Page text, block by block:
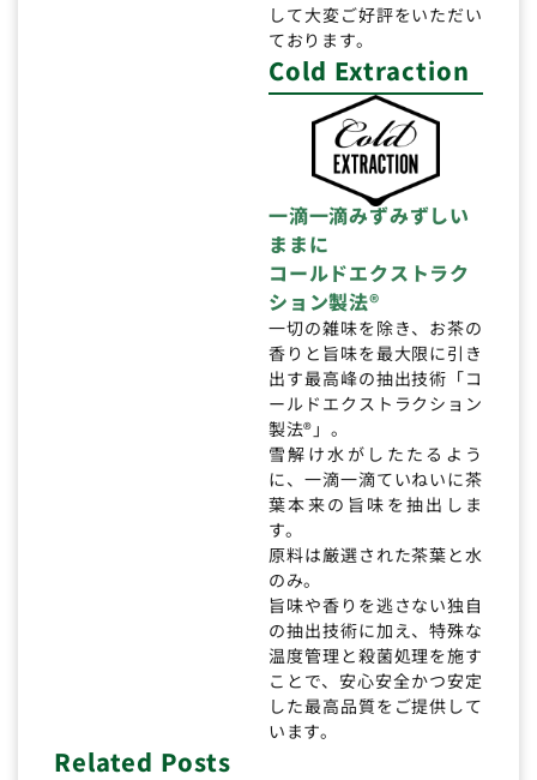
して大変ご好評をいただい
ております。
Cold Extraction
一滴一滴みずみずしい
ままに
コールドエクストラク
ション製法®
一切の雑味を除き、お茶の
香りと旨味を最大限に引き
出す最高峰の抽出技術「コ
ールドエクストラクション
製法®」。
雪解け水がしたたるよう
に、一滴一滴ていねいに茶
葉本来の旨味を抽出しま
す。
原料は厳選された茶葉と水
のみ。
旨味や香りを逃さない独自
の抽出技術に加え、特殊な
温度管理と殺菌処理を施す
ことで、安心安全かつ安定
した最高品質をご提供して
います。
Related Posts